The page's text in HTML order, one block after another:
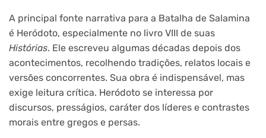
A principal fonte narrativa para a Batalha de Salamina
é Heródoto, especialmente no livro VIII de suas
Histórias. Ele escreveu algumas décadas depois dos
acontecimentos, recolhendo tradições, relatos locais e
versões concorrentes. Sua obra é indispensável, mas
exige leitura crítica. Heródoto se interessa por
discursos, presságios, caráter dos líderes e contrastes
morais entre gregos e persas.